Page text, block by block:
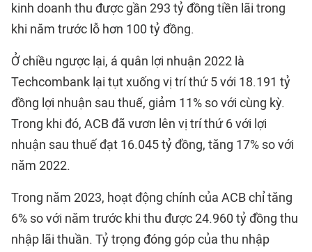
kinh doanh thu được gần 293 tỷ đồng tiền lãi trong
khi năm trước lỗ hơn 100 tỷ đồng.
Ở chiều ngược lại, á quân lợi nhuận 2022 là
Techcombank lại tụt xuống vị trí thứ 5 với 18.191 tỷ
đồng lợi nhuận sau thuế, giảm 11% so với cùng kỳ.
Trong khi đó, ACB đã vươn lên vị trí thứ 6 với lợi
nhuận sau thuế đạt 16.045 tỷ đồng, tăng 17% so với
năm 2022.
Trong năm 2023, hoạt động chính của ACB chỉ tăng
6% so với năm trước khi thu được 24.960 tỷ đồng thu
nhập lãi thuần. Tỷ trọng đóng góp của thu nhập